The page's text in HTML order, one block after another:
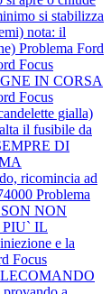
si stabilizza
nota: il
Problema Ford
Focus
IN CORSA
Focus
gialla)
il fusibile da
DI
ricomincia ad
Problema
NON
PIU` IL
e la
Focus